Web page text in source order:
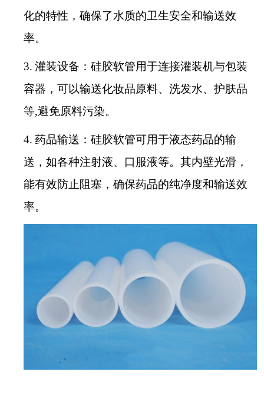
化的特性，确保了水质的卫生安全和输送效
率。
3. 灌装设备：硅胶软管用于连接灌装机与包装
容器，可以输送化妆品原料、洗发水、护肤品
等,避免原料污染。
4. 药品输送：硅胶软管可用于液态药品的输
送，如各种注射液、口服液等。其内壁光滑，
能有效防止阻塞，确保药品的纯净度和输送效
率。